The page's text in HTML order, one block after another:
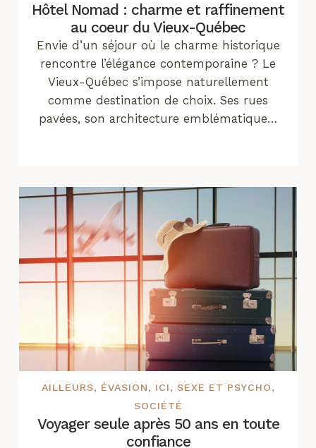
Hôtel Nomad : charme et raffinement
au coeur du Vieux-Québec
Envie d’un séjour où le charme historique
rencontre l’élégance contemporaine ? Le
Vieux-Québec s’impose naturellement
comme destination de choix. Ses rues
pavées, son architecture emblématique…
AILLEURS, ÉVASION, ICI, SEXE ET PSYCHO,
SOCIÉTÉ
Voyager seule après 50 ans en toute
confiance